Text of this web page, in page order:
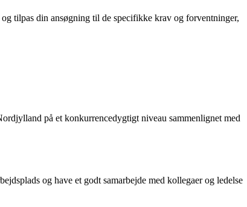
tilpas din ansøgning til de specifikke krav og forventninger,
på et konkurrencedygtigt niveau sammenlignet med
og have et godt samarbejde med kollegaer og ledelse